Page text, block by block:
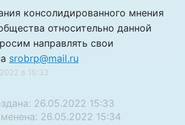
консолидированного мнения
относительно данной
направлять свои
srobrp@mail.ru
в 15:33
26.05.2022 15:33
26.05.2022 15:34